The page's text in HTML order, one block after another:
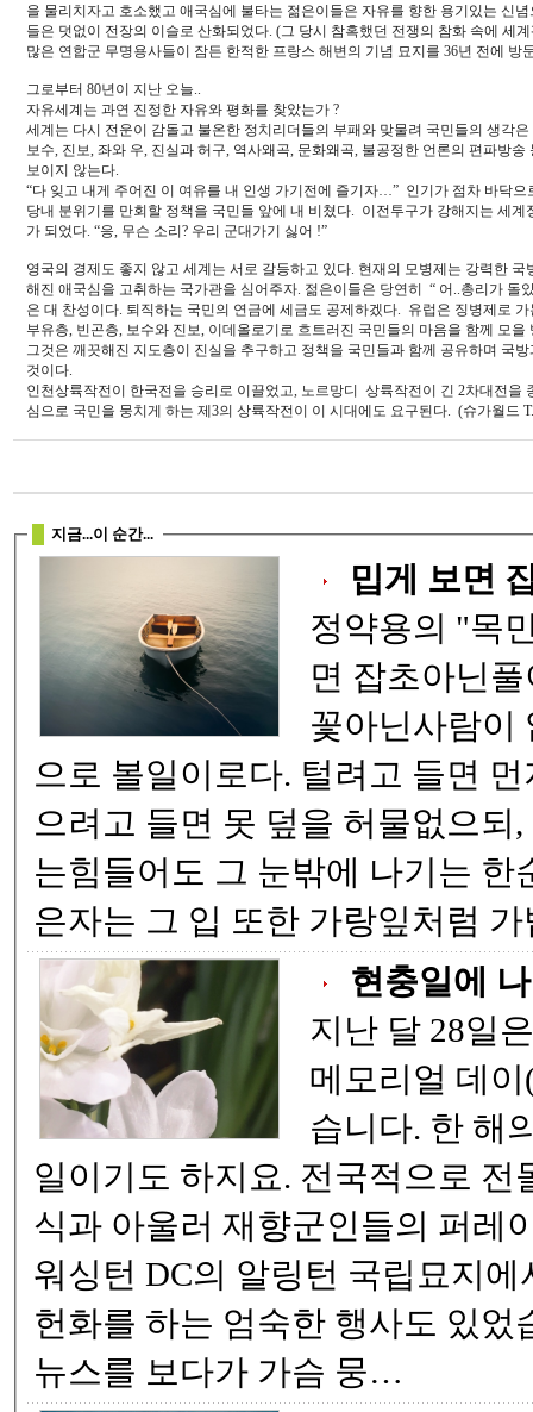
을 물리치자고 호소했고 애국심에 불타는 젊은이들은 자유를 향한 용기있는 신
들은 덧없이 전장의 이슬로 산화되었다. (그 당시 참혹했던 전쟁의 참화 속에 세
많은 연합군 무명용사들이 잠든 한적한 프랑스 해변의 기념 묘지를 36년 전에 방
그로부터 80년이 지난 오늘..
자유세계는 과연 진정한 자유와 평화를 찾았는가 ?
세계는 다시 전운이 감돌고 불온한 정치리더들의 부패와 맞물려 국민들의 생각
보수, 진보, 좌와 우, 진실과 허구, 역사왜곡, 문화왜곡, 불공정한 언론의 편파방
보이지 않는다.
“다 잊고 내게 주어진 이 여유를 내 인생 가기전에 즐기자…” 인기가 점차 바닥
당내 분위기를 만회할 정책을 국민들 앞에 내 비쳤다. 이전투구가 강해지는 세
가 되었다. “응, 무슨 소리? 우리 군대가기 싫어 !”
영국의 경제도 좋지 않고 세계는 서로 갈등하고 있다. 현재의 모병제는 강력한
해진 애국심을 고취하는 국가관을 심어주자. 젊은이들은 당연히 “ 어..총리가 돌
은 대 찬성이다. 퇴직하는 국민의 연금에 세금도 공제하겠다. 유럽은 징병제로
부유층, 빈곤층, 보수와 진보, 이데올로기로 흐트러진 국민들의 마음을 함께 모을
그것은 깨끗해진 지도층이 진실을 추구하고 정책을 국민들과 함께 공유하며 국
것이다.
인천상륙작전이 한국전을 승리로 이끌었고, 노르망디 상륙작전이 긴 2차대전을
심으로 국민을 뭉치게 하는 제3의 상륙작전이 이 시대에도 요구된다. (슈가월드
지금...이 순간...
정약용의 "목민심
면 잡초아닌풀이 없고, 곱게 보면
꽃아닌사람이 없으되 , 그대를 꽃
으로 볼일이로다. 털려고 들면 먼지 없는이 없고, 덮
으려고 들면 못 덮을 허물없으되, 누구의 눈에 들기
는힘들어도 그 눈밖에 나기는 한순간이더라. 귀가얇
은자는
현충일에
지난 달 28일
메모리얼 데이
습니다. 한 해의 첫번째 국가공휴
일이기도 하지요. 전국적으로 전몰장병을 위한 추모
식과 아울러 재향군인들의 퍼레이드도 있었습니다.
워싱턴 DC의 알링턴 국립묘지에서는 미국 대통령이
헌화를 하는 엄숙한 행사도 있었습니다. 그날 CNN
뉴스를 보다가 가슴 뭉…